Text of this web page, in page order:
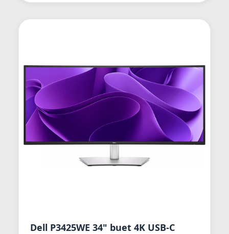
Dell P3425WE 34" buet 4K USB-C